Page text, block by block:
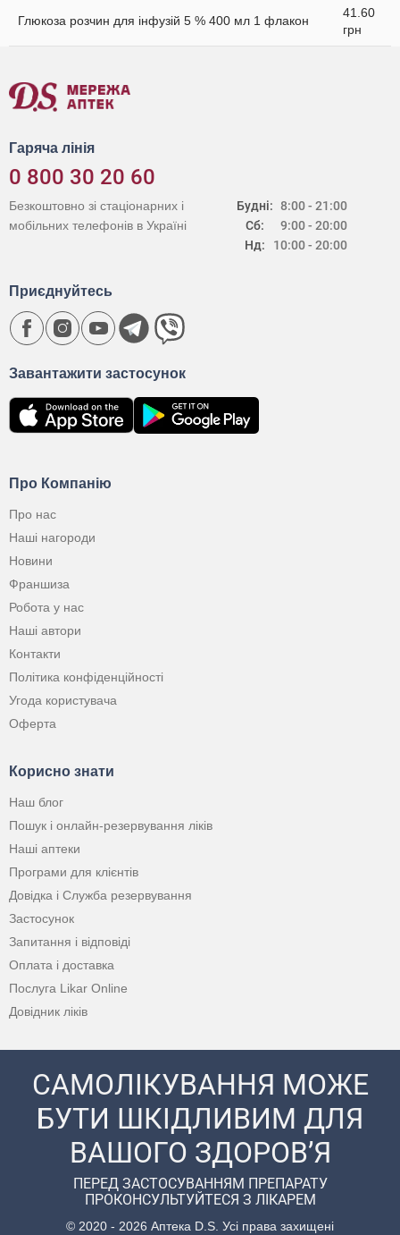
Глюкоза розчин для інфузій 5 % 400 мл 1 флакон
41.60
грн
Гаряча лінія
0 800 30 20 60
Будні:
Сб:
Нд:
8:00 - 21:00
9:00 - 20:00
10:00 - 20:00
Безкоштовно зі стаціонарних і
мобільних телефонів в Україні
Про Компанію
Про нас
Наші нагороди
Новини
Франшиза
Робота у нас
Наші автори
Контакти
Політика конфіденційності
Угода користувача
Оферта
Корисно знати
Наш блог
Пошук і онлайн-резервування ліків
Наші аптеки
Програми для клієнтів
Довідка і Служба резервування
Застосунок
Запитання і відповіді
Оплата і доставка
Послуга Likar Online
Довідник ліків
Завантажити застосунок
Приєднуйтесь
САМОЛІКУВАННЯ МОЖЕ
БУТИ ШКІДЛИВИМ ДЛЯ
ВАШОГО ЗДОРОВ’Я
ПЕРЕД ЗАСТОСУВАННЯМ ПРЕПАРАТУ
ПРОКОНСУЛЬТУЙТЕСЯ З ЛІКАРЕМ
© 2020 - 2026 Аптека D.S. Усі права захищені